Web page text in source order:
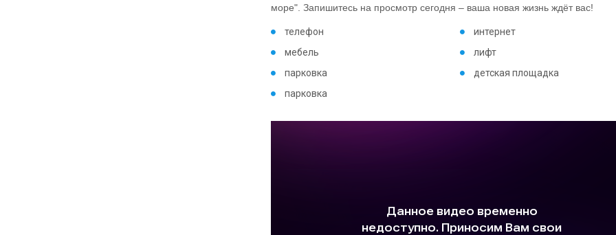
море". Запишитесь на просмотр сегодня – ваша новая жизнь ждёт вас!
телефон
интернет
мебель
лифт
парковка
детская площадка
парковка